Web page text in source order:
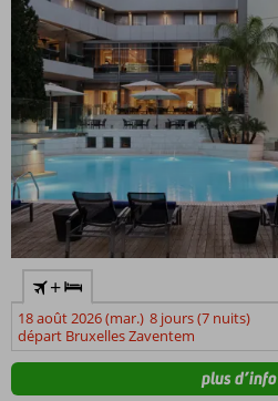
+
18 août 2026 (mar.) 8 jours (7 nuits)
départ Bruxelles Zaventem
plus d’info